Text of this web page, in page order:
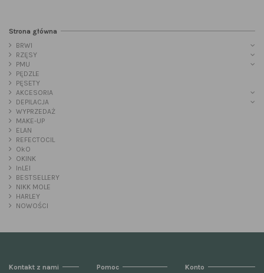
Strona główna
BRWI
RZĘSY
PMU
PĘDZLE
PĘSETY
AKCESORIA
DEPILACJA
WYPRZEDAŻ
MAKE-UP
ELAN
REFECTOCIL
OkO
OKINK
InLEI
BESTSELLERY
NIKK MOLE
HARLEY
NOWOŚCI
Kontakt z nami
Pomoc
Konto